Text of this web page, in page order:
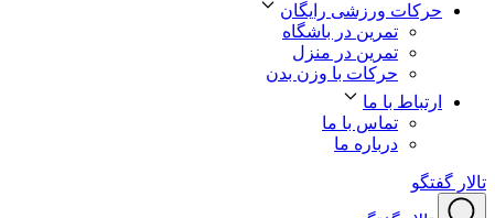
حرکات ورزشی رایگان
تمرین در باشگاه
تمرین در منزل
حرکات با وزن بدن
ارتباط با ما
تماس با ما
درباره ما
تالار گفتگو